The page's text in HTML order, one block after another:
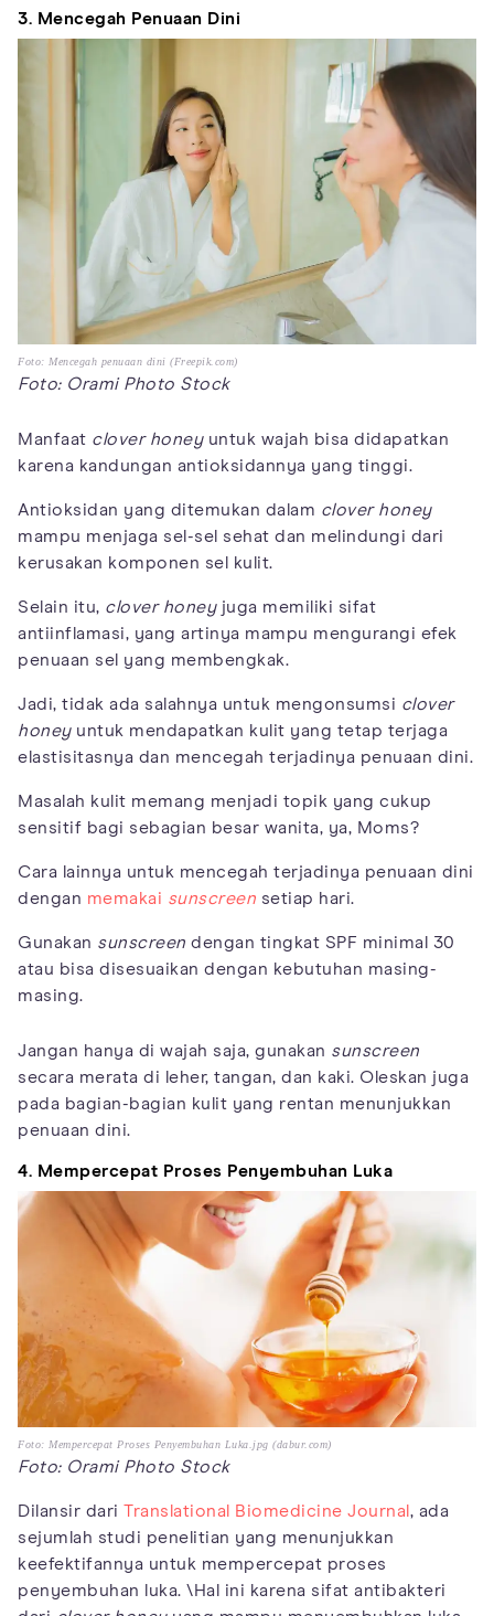
3. Mencegah Penuaan Dini
Foto: Mencegah penuaan dini (Freepik.com)
Foto: Orami Photo Stock
Manfaat clover honeyuntuk wajah bisa didapatkan
karena kandungan antioksidannya yang tinggi.
Antioksidan yang ditemukan dalam clover honey
mampu menjaga sel-sel sehat dan melindungi dari
kerusakan komponen sel kulit.
Selain itu, clover honeyjuga memiliki sifat
antiinflamasi, yang artinya mampu mengurangi efek
penuaan sel yang membengkak.
Jadi, tidak ada salahnya untuk mengonsumsi clover
honeyuntuk mendapatkan kulit yang tetap terjaga
elastisitasnya dan mencegah terjadinya penuaan dini.
Masalah kulit memang menjadi topik yang cukup
sensitif bagi sebagian besar wanita, ya, Moms?
Cara lainnya untuk mencegah terjadinya penuaan dini
dengan memakai sunscreen setiap hari.
Gunakan sunscreen dengan tingkat SPF minimal 30
atau bisa disesuaikan dengan kebutuhan masing-
masing.
Jangan hanya di wajah saja, gunakan sunscreen
secara merata di leher, tangan, dan kaki. Oleskan juga
pada bagian-bagian kulit yang rentan menunjukkan
penuaan dini.
4. Mempercepat Proses Penyembuhan Luka
Foto: Mempercepat Proses Penyembuhan Luka.jpg (dabur.com)
Foto: Orami Photo Stock
Dilansir dari Translational Biomedicine Journal , ada
sejumlah studi penelitian yang menunjukkan
keefektifannya untuk mempercepat proses
penyembuhan luka. \Hal ini karena sifat antibakteri